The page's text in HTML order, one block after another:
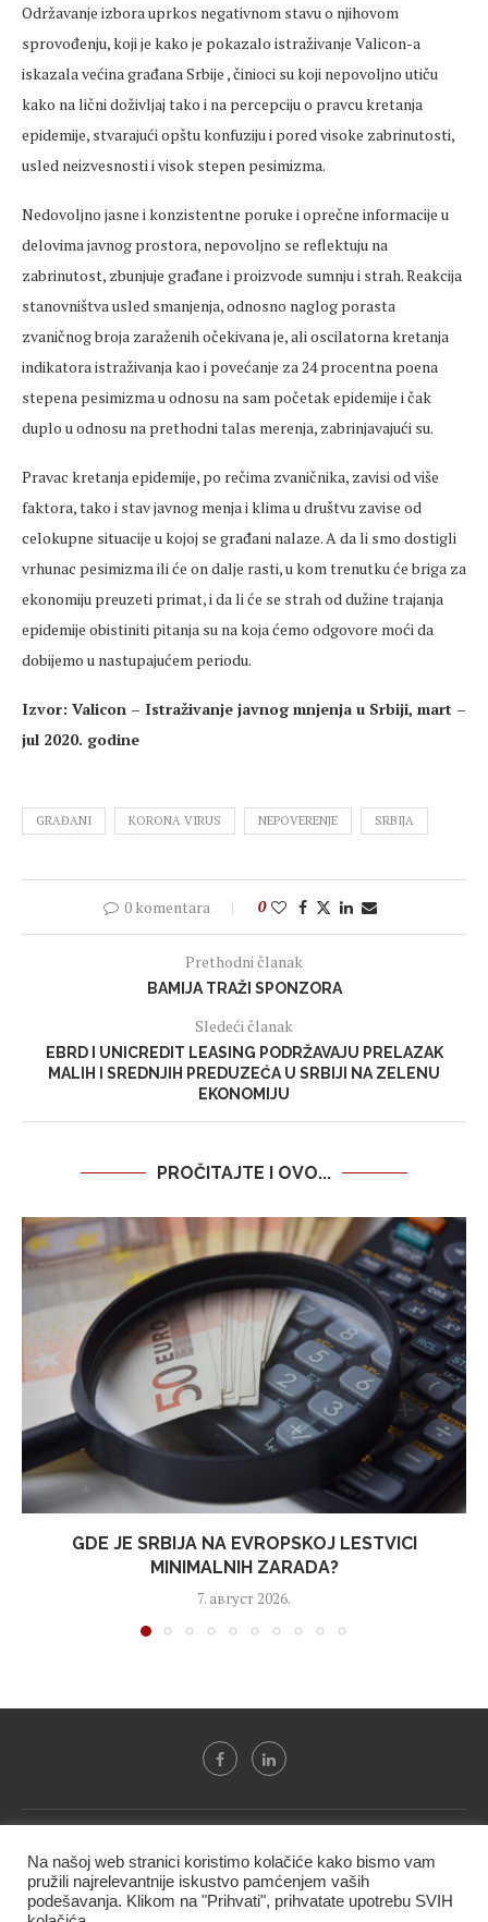
Održavanje izbora uprkos negativnom stavu o njihovom
sprovođenju, koji je kako je pokazalo istraživanje Valicon-a
iskazala većina građana Srbije , činioci su koji nepovoljno utiču
kako na lični doživljaj tako i na percepciju o pravcu kretanja
epidemije, stvarajući opštu konfuziju i pored visoke zabrinutosti,
usled neizvesnosti i visok stepen pesimizma.
Nedovoljno jasne i konzistentne poruke i oprečne informacije u
delovima javnog prostora, nepovoljno se reflektuju na
zabrinutost, zbunjuje građane i proizvode sumnju i strah. Reakcija
stanovništva usled smanjenja, odnosno naglog porasta
zvaničnog broja zaraženih očekivana je, ali oscilatorna kretanja
indikatora istraživanja kao i povećanje za 24 procentna poena
stepena pesimizma u odnosu na sam početak epidemije i čak
duplo u odnosu na prethodni talas merenja, zabrinjavajući su.
Pravac kretanja epidemije, po rečima zvaničnika, zavisi od više
faktora, tako i stav javnog menja i klima u društvu zavise od
celokupne situacije u kojoj se građani nalaze. A da li smo dostigli
vrhunac pesimizma ili će on dalje rasti, u kom trenutku će briga za
ekonomiju preuzeti primat, i da li će se strah od dužine trajanja
epidemije obistiniti pitanja su na koja ćemo odgovore moći da
dobijemo u nastupajućem periodu.
Izvor: Valicon – Istraživanje javnog mnjenja u Srbiji, mart –
jul 2020. godine
GRAĐANI KORONA VIRUS NEPOVERENJE SRBIJA
0 komentara 0
Prethodni članak
BAMIJA TRAŽI SPONZORA
Sledeći članak
EBRD I UNICREDIT LEASING PODRŽAVAJU PRELAZAK
MALIH I SREDNJIH PREDUZEĆA U SRBIJI NA ZELENU
EKONOMIJU
PROČITAJTE I OVO...
GDE JE SRBIJA NA EVROPSKOJ LESTVICI
MINIMALNIH ZARADA?
7. август 2026.
BIF PRESS doo" i ne smeju se presnositi niti koristiti, delimično
ni u celosti, bez izričite dozvole kompanije.
Na našoj web stranici koristimo kolačiće kako bismo vam
pružili najrelevantnije iskustvo pamćenjem vaših
podešavanja. Klikom na "Prihvati", prihvatate upotrebu SVIH